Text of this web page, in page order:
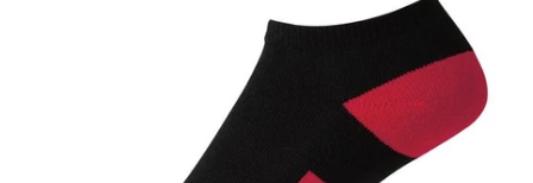
Golfové hole